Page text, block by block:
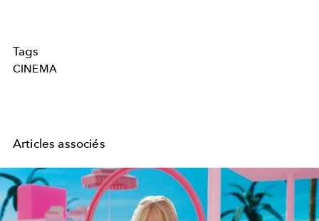
Tags
CINEMA
Articles associés